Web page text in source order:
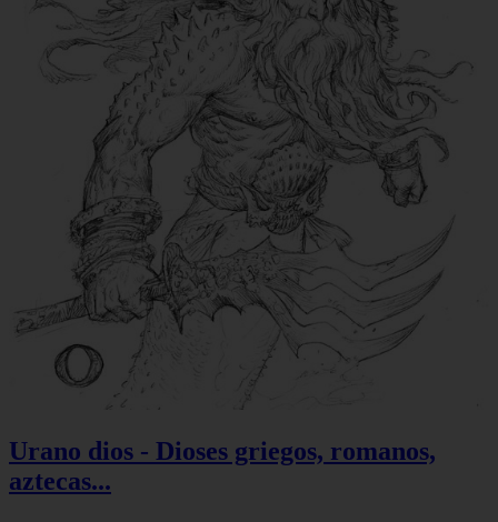
Urano dios - Dioses griegos, romanos,
aztecas...